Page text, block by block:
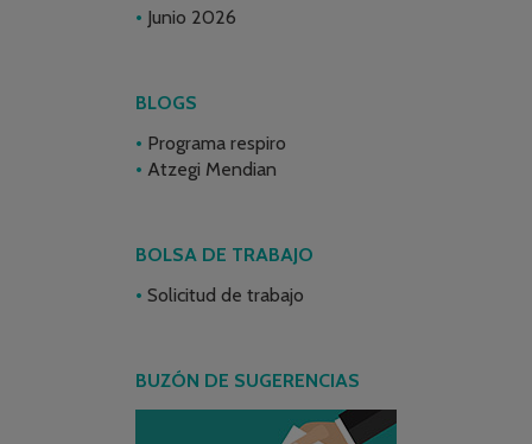
Junio 2026
BLOGS
Programa respiro
Atzegi Mendian
BOLSA DE TRABAJO
Solicitud de trabajo
BUZÓN DE SUGERENCIAS